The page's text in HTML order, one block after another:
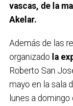
vascas, de la
Akelar.
Además de las
organizado la
Roberto San
mayo en la sala
lunes a domingo